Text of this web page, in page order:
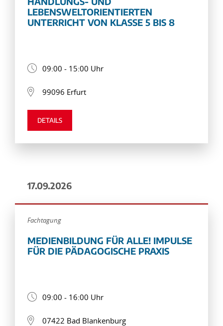
LEBENSWELTORIENTIERTEN
UNTERRICHT VON KLASSE 5 BIS 8
09:00 - 15:00 Uhr
99096 Erfurt
DETAILS
17.09.2026
Fachtagung
MEDIENBILDUNG FÜR ALLE! IMPULSE
FÜR DIE PÄDAGOGISCHE PRAXIS
09:00 - 16:00 Uhr
07422 Bad Blankenburg